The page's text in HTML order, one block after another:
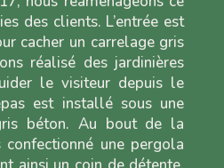
des clients. L’entrée est
cacher un carrelage gris
réalisé des jardinières
le visiteur depuis le
est installé sous une
béton. Au bout de la
confectionné une pergola